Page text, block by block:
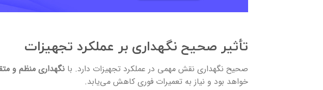
تأثیر صحیح نگهداری بر عملکرد تجهیزات
صحیح نگهداری نقش مهمی در عملکرد تجهیزات دارد. با نگهداری منظم و
خواهد بود و نیاز به تعمیرات فوری کاهش می‌یابد.